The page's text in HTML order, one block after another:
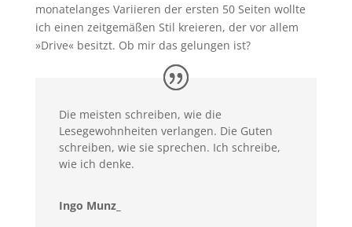
monatelanges Variieren der ersten 50 Seiten wollte
ich einen zeitgemäßen Stil kreieren, der vor allem
»Drive« besitzt. Ob mir das gelungen ist?
Die meisten schreiben, wie die
Lesegewohnheiten verlangen. Die Guten
schreiben, wie sie sprechen. Ich schreibe,
wie ich denke.
Ingo Munz_